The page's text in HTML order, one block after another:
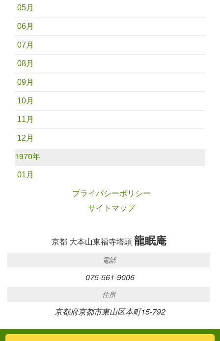
05月
06月
07月
08月
09月
10月
11月
12月
1970年
01月
プライバシーポリシー
サイトマップ
京都 大本山東福寺塔頭龍眠庵
電話
075-561-9006
住所
京都府京都市東山区本町15-792